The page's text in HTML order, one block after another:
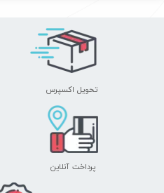
تحویل اکسپرس
پرداخت آنلاین